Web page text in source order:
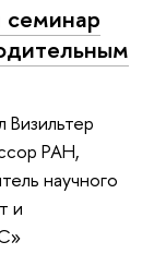
РАН,
научного
и